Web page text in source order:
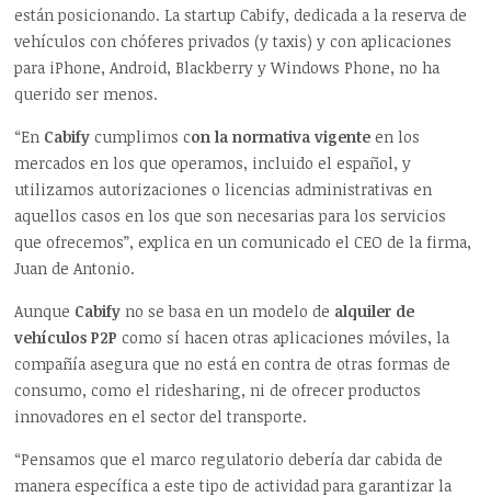
están posicionando. La startup Cabify, dedicada a la reserva de
vehículos con chóferes privados (y taxis) y con aplicaciones
para iPhone, Android, Blackberry y Windows Phone, no ha
querido ser menos.
“En Cabify cumplimos con la normativa vigente en los
mercados en los que operamos, incluido el español, y
utilizamos autorizaciones o licencias administrativas en
aquellos casos en los que son necesarias para los servicios
que ofrecemos”, explica en un comunicado el CEO de la firma,
Juan de Antonio.
Aunque Cabify no se basa en un modelo de alquiler de
vehículos P2P como sí hacen otras aplicaciones móviles, la
compañía asegura que no está en contra de otras formas de
consumo, como el ridesharing, ni de ofrecer productos
innovadores en el sector del transporte.
“Pensamos que el marco regulatorio debería dar cabida de
manera específica a este tipo de actividad para garantizar la